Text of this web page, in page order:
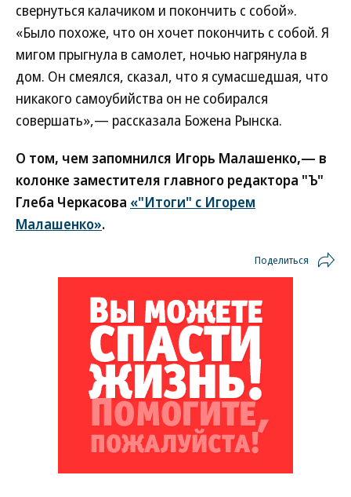
свернуться калачиком и покончить с собой».
«Было похоже, что он хочет покончить с собой. Я
мигом прыгнула в самолет, ночью нагрянула в
дом. Он смеялся, сказал, что я сумасшедшая, что
никакого самоубийства он не собирался
совершать»,— рассказала Божена Рынска.
О том, чем запомнился Игорь Малашенко,— в
колонке заместителя главного редактора "Ъ"
Глеба Черкасова «"Итоги" с Игорем
Малашенко».
Поделиться